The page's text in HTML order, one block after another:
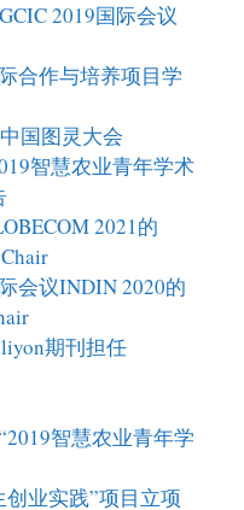
2019国际会议
合作与培养项目学
国图灵大会
智慧农业青年学术
2021的
会议INDIN 2020的
期刊担任
智慧农业青年学
业实践”项目立项